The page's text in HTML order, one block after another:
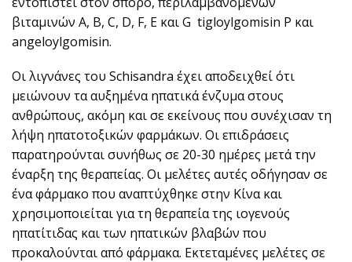
βιταμινών Α, Β, C, D, F, Ε και G tigloylgomisin P και
angeloylgomisin.
Οι λιγνάνες του Schisandra έχει αποδειχθεί ότι
μειώνουν τα αυξημένα ηπατικά ένζυμα στους
ανθρώπους, ακόμη και σε εκείνους που συνέχισαν τη
λήψη ηπατοτοξικών φαρμάκων. Οι επιδράσεις
παρατηρούνται συνήθως σε 20-30 ημέρες μετά την
έναρξη της θεραπείας. Οι μελέτες αυτές οδήγησαν σε
ένα φάρμακο που αναπτύχθηκε στην Κίνα και
χρησιμοποιείται για τη θεραπεία της ιογενούς
ηπατίτιδας και των ηπατικών βλαβών που
προκαλούνται από φάρμακα. Εκτεταμένες μελέτες σε